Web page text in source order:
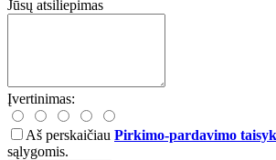
Jūsų atsiliepimas
Įvertinimas:
Aš perskaičiau Pirkimo-pardavimo
sąlygomis.